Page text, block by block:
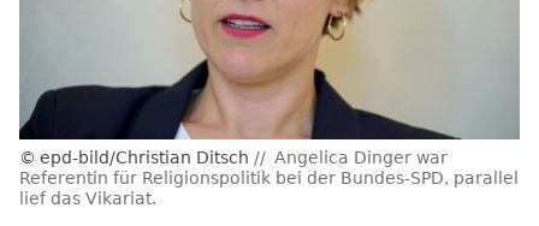
epd-bild/Christian Ditsch
Angelica Dinger war
Referentin für Religionspolitik bei der Bundes-SPD, parallel
lief das Vikariat.